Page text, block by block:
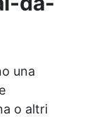
una
o altri